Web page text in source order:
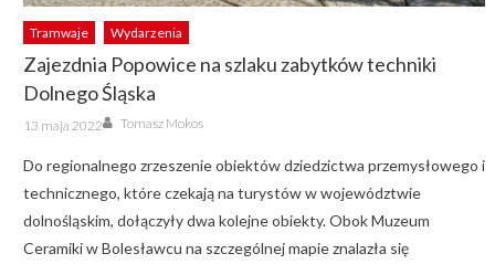
Tramwaje Wydarzenia
Zajezdnia Popowice na szlaku zabytków techniki
Dolnego Śląska
Posted
on
13 maja 2022 Author
Tomasz Mokos
Do regionalnego zrzeszenie obiektów dziedzictwa przemysłowego i
technicznego, które czekają na turystów w województwie
dolnośląskim, dołączyły dwa kolejne obiekty. Obok Muzeum
Ceramiki w Bolesławcu na szczególnej mapie znalazła się